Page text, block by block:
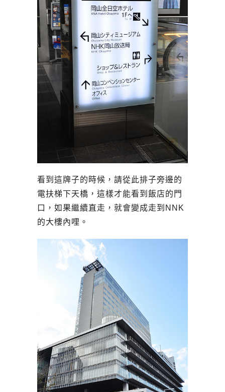
看到這牌子的時候，請從此排子旁邊的
電扶梯下天橋，這樣才能看到飯店的門
口，如果繼續直走，就會變成走到NNK
的大樓內哩。